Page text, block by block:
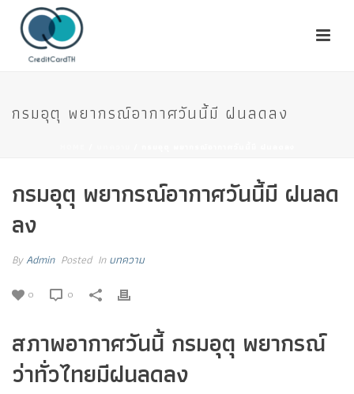
กรมอุตุ พยากรณ์อากาศวันนี้มี ฝนลดลง
กรมอุตุ พยากรณ์อากาศวันนี้มี ฝนลด
ลง
ByAdmin Posted Inบทความ
0 0
สภาพอากาศวันนี้ กรมอุตุ พยากรณ์
ว่าทั่วไทยมีฝนลดลง